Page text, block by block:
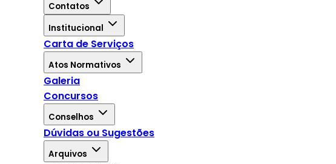
Contatos
Institucional
Carta de Serviços
Atos Normativos
Galeria
Concursos
Conselhos
Dúvidas ou Sugestões
Arquivos